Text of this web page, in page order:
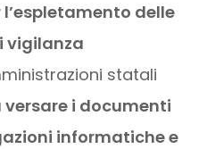
delle
vigilanza
statali
versare i documenti
informatiche e